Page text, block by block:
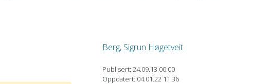
Berg, Sigrun Høgetveit
Publisert: 24.09.13 00:00
Oppdatert: 04.01.22 11:36